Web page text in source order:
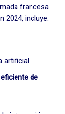
francesa.
2024, incluye:
artificial
de